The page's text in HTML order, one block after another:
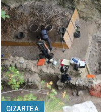
GIZARTEA